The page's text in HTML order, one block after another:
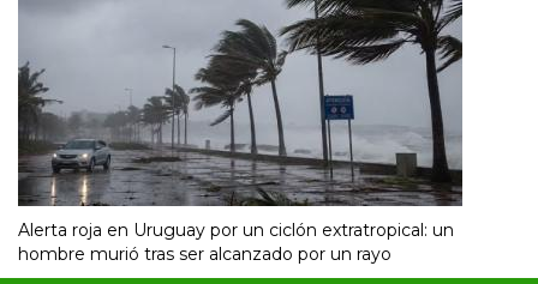
Alerta roja en Uruguay por un ciclón extratropical: un
hombre murió tras ser alcanzado por un rayo